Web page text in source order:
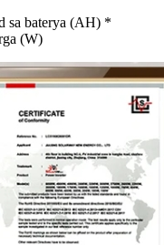
sa baterya (AH) *
(W)